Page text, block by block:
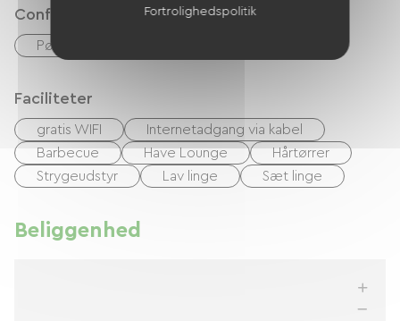
Confort
Pøle à bois
Faciliteter
gratis WIFI
Internetadgang via kabel
Barbecue
Have Lounge
Hårtørrer
Strygeudstyr
Lav linge Sæt linge
Beliggenhed
Fortrolighedspolitik